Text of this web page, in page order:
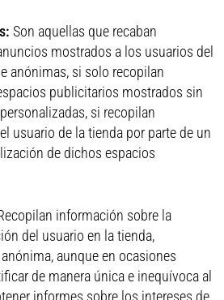
Son aquellas que recaban
mostrados a los usuarios del
anónimas, si solo recopilan
publicitarios mostrados sin
si recopilan
usuario de la tienda por parte de un
de dichos espacios
información sobre la
del usuario en la tienda,
aunque en ocasiones
de manera única e inequívoca al
informes sobre los intereses de